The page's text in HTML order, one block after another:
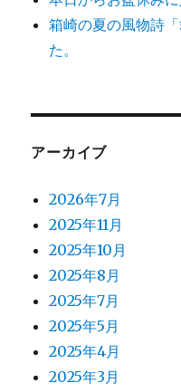
箱崎の夏の風物詩
た。
アーカイブ
2026年7月
2025年11月
2025年10月
2025年8月
2025年7月
2025年5月
2025年4月
2025年3月